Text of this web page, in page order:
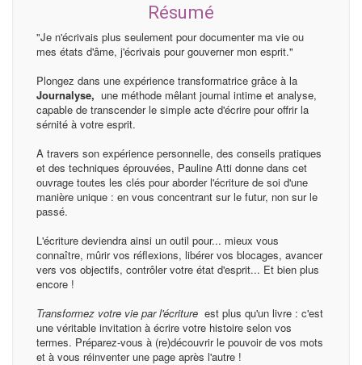
Résumé
"Je n'écrivais plus seulement pour documenter ma vie ou
mes états d'âme, j'écrivais pour gouverner mon esprit."
Plongez dans une expérience transformatrice grâce à la
Journalyse, une méthode mêlant journal intime et analyse,
capable de transcender le simple acte d'écrire pour offrir la
sérnité à votre esprit.
A travers son expérience personnelle, des conseils pratiques
et des techniques éprouvées, Pauline Atti donne dans cet
ouvrage toutes les clés pour aborder l'écriture de soi d'une
manière unique : en vous concentrant sur le futur, non sur le
passé.
L'écriture deviendra ainsi un outil pour... mieux vous
connaître, mûrir vos réflexions, libérer vos blocages, avancer
vers vos objectifs, contrôler votre état d'esprit... Et bien plus
encore !
Transformez votre vie par l'écriture est plus qu'un livre : c'est
une véritable invitation à écrire votre histoire selon vos
termes. Préparez-vous à (re)découvrir le pouvoir de vos mots
et à vous réinventer une page après l'autre !